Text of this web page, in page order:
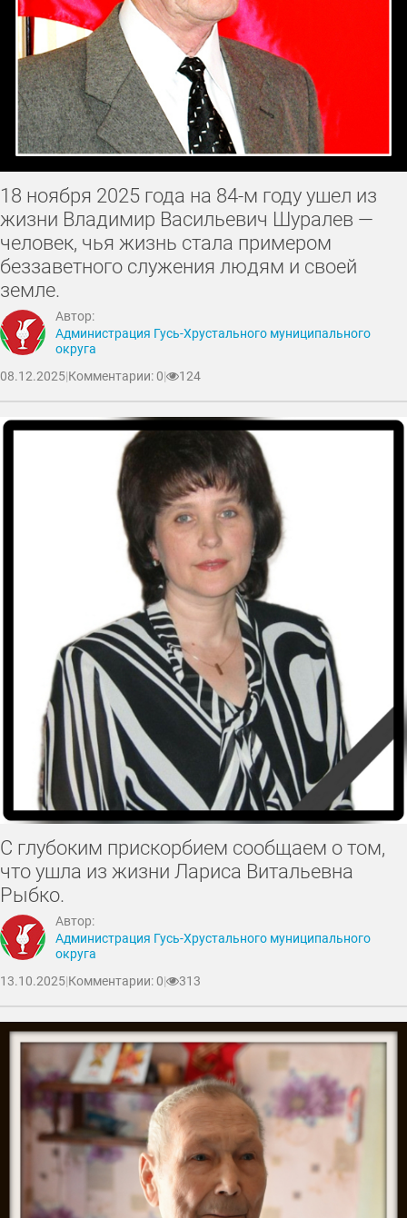
18 ноября 2025 года на 84-м году ушел из
жизни Владимир Васильевич Шуралев —
человек, чья жизнь стала примером
беззаветного служения людям и своей
земле.
Автор:
Администрация Гусь-Хрустального муниципального
округа
08.12.2025|Комментарии: 0| 124
С глубоким прискорбием сообщаем о том,
что ушла из жизни Лариса Витальевна
Рыбко.
Автор:
Администрация Гусь-Хрустального муниципального
округа
13.10.2025|Комментарии: 0| 313